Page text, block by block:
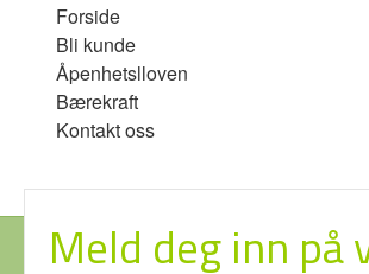
Forside
Bli kunde
Åpenhetslloven
Bærekraft
Kontakt oss
Meld deg inn på